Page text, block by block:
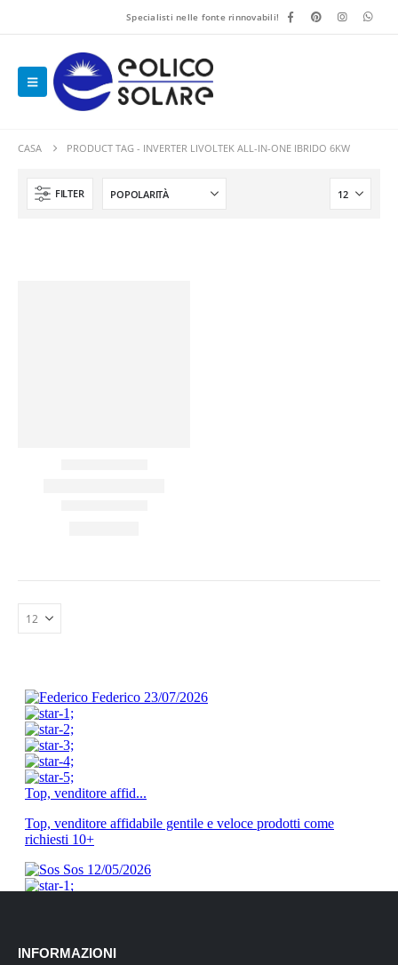
Specialisti nelle fonte rinnovabili!
CASA PRODUCT TAG - INVERTER LIVOLTEK ALL-IN-ONE IBRIDO 6KW
FILTER
INFORMAZIONI